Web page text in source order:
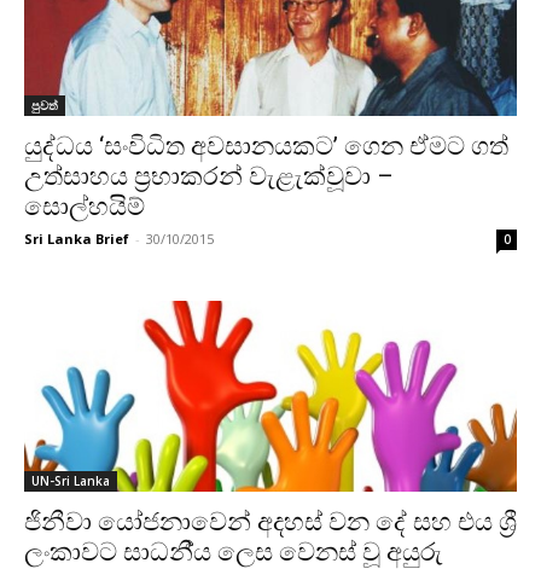
පුවත්
යුද්ධය ‘සංවිධිත අවසානයකට’ ගෙන ඒමට ගත්
උත්සාහය ප්‍රභාකරන් වැළැක්වූවා –
සොල්හයිම්
Sri Lanka Brief - 30/10/2015 0
UN-Sri Lanka
ජිනීවා යෝජනාවෙන් අදහස් වන දේ සහ එය ශ්‍රී
ලංකාවට සාධනී්‍ය ලෙස වෙනස් වූ අයුරු